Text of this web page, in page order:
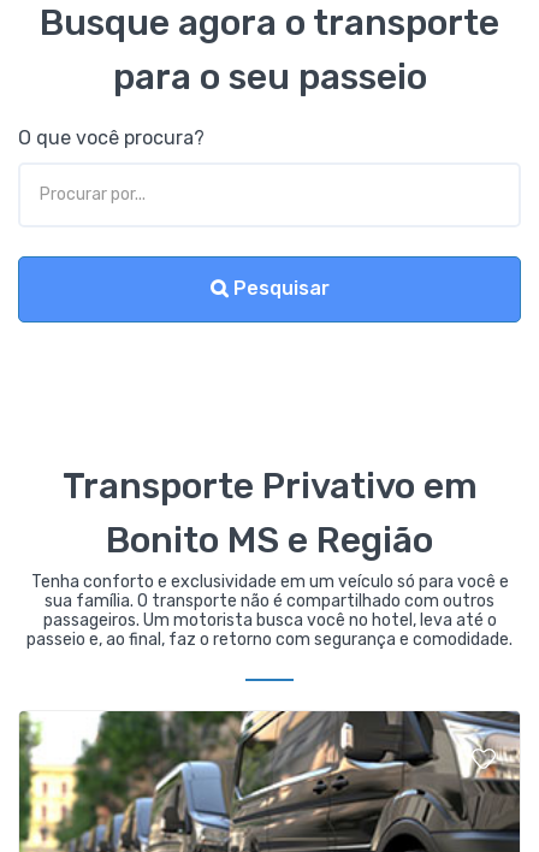
Busque agora o transporte
para o seu passeio
O que você procura?
Pesquisar
Transporte Privativo em
Bonito MS e Região
Tenha conforto e exclusividade em um veículo só para você e
sua família. O transporte não é compartilhado com outros
passageiros. Um motorista busca você no hotel, leva até o
passeio e, ao final, faz o retorno com segurança e comodidade.